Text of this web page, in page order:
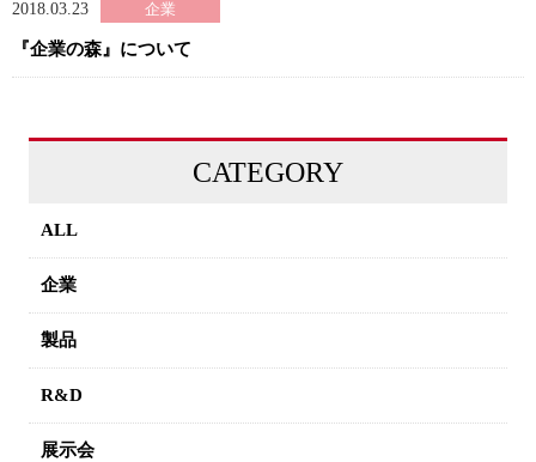
2018.03.23
『企業の森』について
CATEGORY
ALL
企業
製品
R&D
展示会